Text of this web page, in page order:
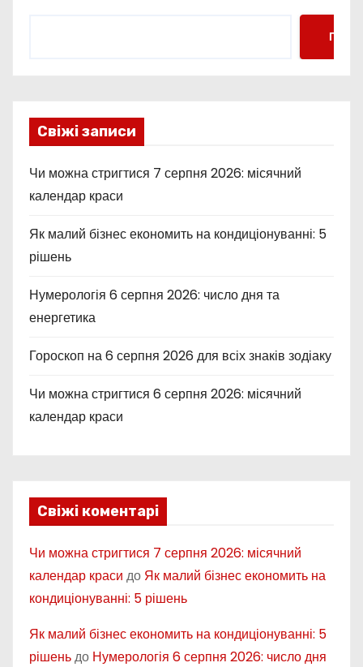
Свіжі записи
Чи можна стригтися 7 серпня 2026: місячний
календар краси
Як малий бізнес економить на кондиціонуванні: 5
рішень
Нумерологія 6 серпня 2026: число дня та
енергетика
Гороскоп на 6 серпня 2026 для всіх знаків зодіаку
Чи можна стригтися 6 серпня 2026: місячний
календар краси
Свіжі коментарі
Чи можна стригтися 7 серпня 2026: місячний
календар краси до Як малий бізнес економить на
кондиціонуванні: 5 рішень
Як малий бізнес економить на кондиціонуванні: 5
рішеньдо Нумерологія 6 серпня 2026: число дня